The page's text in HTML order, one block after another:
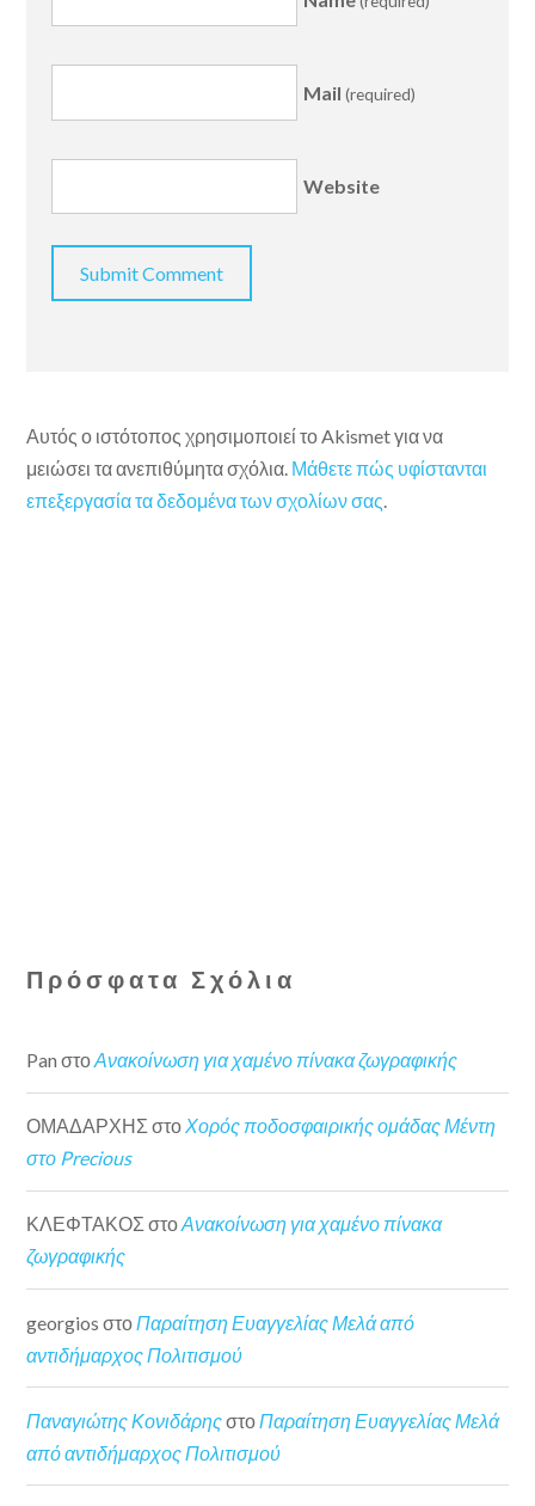
Mail (required)
Website
Αυτός ο ιστότοπος χρησιμοποιεί το Akismet για να
μειώσει τα ανεπιθύμητα σχόλια. Μάθετε πώς υφίστανται
επεξεργασία τα δεδομένα των σχολίων σας.
Πρόσφατα Σχόλια
Pan στοΑνακοίνωση για χαμένο πίνακα ζωγραφικής
ΟΜΑΔΑΡΧΗΣ στοΧορός ποδοσφαιρικής ομάδας Μέντη
στο Precious
ΚΛΕΦΤΑΚΟΣ στοΑνακοίνωση για χαμένο πίνακα
ζωγραφικής
georgios στο Παραίτηση Ευαγγελίας Μελά από
αντιδήμαρχος Πολιτισμού
Παναγιώτης ΚονιδάρηςστοΠαραίτηση Ευαγγελίας Μελά
από αντιδήμαρχος Πολιτισμού